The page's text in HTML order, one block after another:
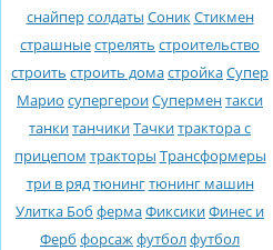
снайперсолдаты СоникСтикмен
страшныестрелять строительство
строить строить домастройкаСупер
Марио супергероиСуперментакси
танкитанчикиТачкитрактора с
прицепом тракторы Трансформеры
три в рядтюнингтюнинг машин
Улитка Боб фермаФиксикиФинес и
Ферб форсажфутболфутбол